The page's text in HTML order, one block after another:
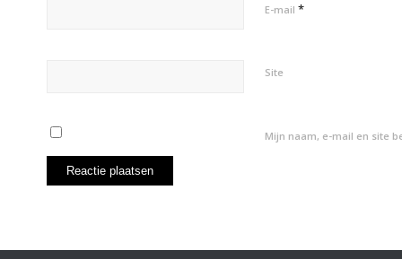
E-mail *
Site
Mijn naam, e-mail en site